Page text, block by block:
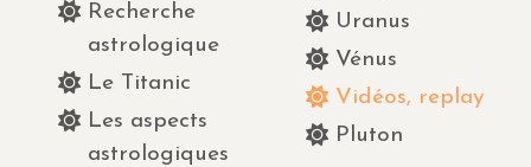
Recherche
astrologique
Le Titanic
Les aspects
astrologiques
Uranus
Vénus
Vidéos, replay
Pluton